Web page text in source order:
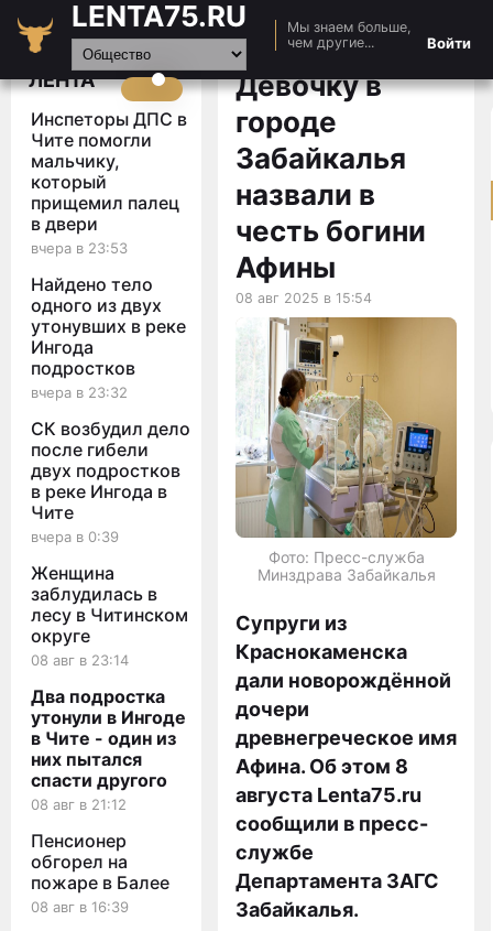
LENTA75.RU
Мы знаем больше,
чем другие...
Войти
Главная
Новости
Видео
Статьи
ЛЕНТА
Инспеторы ДПС в
Чите помогли
мальчику,
который
прищемил палец
в двери
вчера в 23:53
Найдено тело
одного из двух
утонувших в реке
Ингода
подростков
вчера в 23:32
СК возбудил дело
после гибели
двух подростков
в реке Ингода в
Чите
вчера в 0:39
Женщина
заблудилась в
лесу в Читинском
округе
08 авг в 23:14
Два подростка
утонули в Ингоде
в Чите - один из
них пытался
спасти другого
08 авг в 21:12
Пенсионер
обгорел на
пожаре в Балее
08 авг в 16:39
Девочку в
городе
Забайкалья
назвали в
честь богини
Афины
08 авг 2025 в 15:54
Фото: Пресс-служба
Минздрава Забайкалья
Супруги из
Краснокаменска
дали новорождённой
дочери
древнегреческое имя
Афина. Об этом 8
августа Lenta75.ru
сообщили в пресс-
службе
Департамента ЗАГС
Забайкалья.